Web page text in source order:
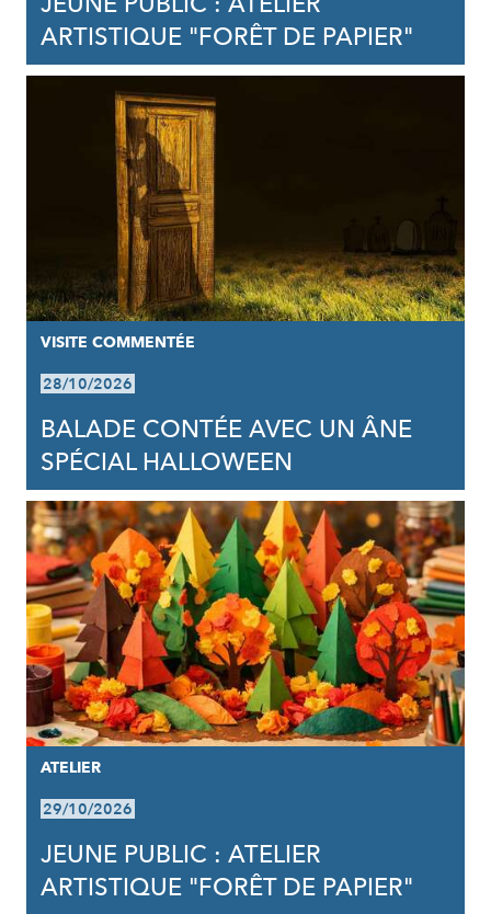
ARTISTIQUE "FORÊT DE PAPIER"
VISITE COMMENTÉE
28/10/2026
BALADE CONTÉE AVEC UN ÂNE
SPÉCIAL HALLOWEEN
ATELIER
29/10/2026
JEUNE PUBLIC : ATELIER
ARTISTIQUE "FORÊT DE PAPIER"